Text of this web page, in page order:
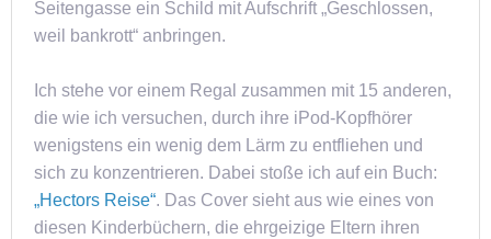
Seitengasse ein Schild mit Aufschrift „Geschlossen,
weil bankrott“ anbringen.
Ich stehe vor einem Regal zusammen mit 15 anderen,
die wie ich versuchen, durch ihre iPod-Kopfhörer
wenigstens ein wenig dem Lärm zu entfliehen und
sich zu konzentrieren. Dabei stoße ich auf ein Buch:
„Hectors Reise“. Das Cover sieht aus wie eines von
diesen Kinderbüchern, die ehrgeizige Eltern ihren